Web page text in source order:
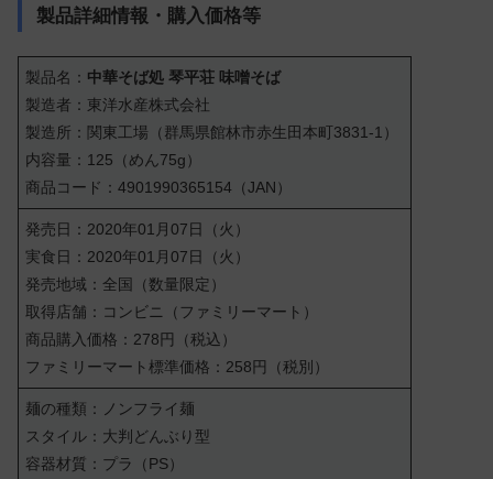
製品詳細情報・購入価格等
製品名： 中華そば処 琴平荘 味噌そば
製造者：東洋水産株式会社
製造所：関東工場（群馬県館林市赤生田本町3831-1）
内容量：125（めん75g）
商品コード：4901990365154（JAN）
発売日：2020年01月07日（火）
実食日：2020年01月07日（火）
発売地域：全国（数量限定）
取得店舗：コンビニ（ファミリーマート）
商品購入価格：278円（税込）
ファミリーマート標準価格：258円（税別）
麺の種類：ノンフライ麺
スタイル：大判どんぶり型
容器材質：プラ（PS）